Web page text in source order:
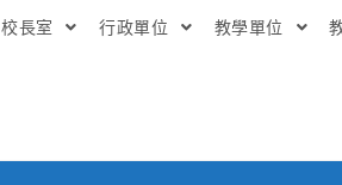
校長室 行政單位 教學單位